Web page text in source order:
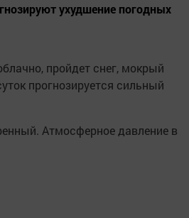
ухудшение погодных
пройдет снег, мокрый
прогнозируется сильный
Атмосферное давление в